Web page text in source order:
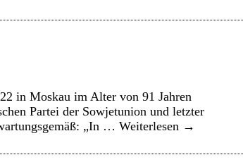
in Moskau im Alter von 91 Jahren
Partei der Sowjetunion und letzter
„In … Weiterlesen →